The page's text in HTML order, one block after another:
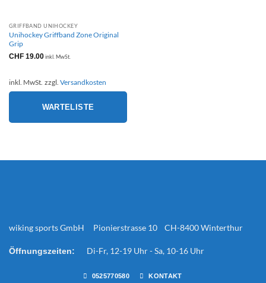
GRIFFBAND UNIHOCKEY
Unihockey Griffband Zone Original
Grip
CHF19.00 inkl. MwSt.
inkl. MwSt. zzgl. Versandkosten
WARTELISTE
wiking sports GmbH Pionierstrasse 10 CH-8400 Winterthur
Öffnungszeiten: Di-Fr, 12-19 Uhr - Sa, 10-16 Uhr
0525770580 KONTAKT